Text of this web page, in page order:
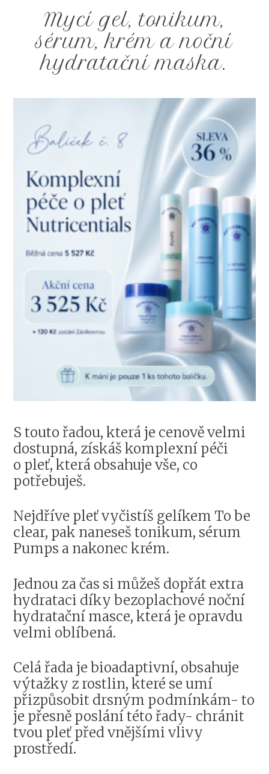
Mycí gel, tonikum,
sérum, krém a noční
hydratační maska.
S touto řadou, která je cenově velmi
dostupná, získáš komplexní péči
o pleť, která obsahuje vše, co
potřebuješ.
Nejdříve pleť vyčistíš gelíkem To be
clear, pak naneseš tonikum, sérum
Pumps a nakonec krém.
Jednou za čas si můžeš dopřát extra
hydrataci díky bezoplachové noční
hydratační masce, která je opravdu
velmi oblíbená.
Celá řada je bioadaptivní, obsahuje
výtažky z rostlin, které se umí
přizpůsobit drsným podmínkám- to
je přesně poslání této řady- chránit
tvou pleť před vnějšími vlivy
prostředí.